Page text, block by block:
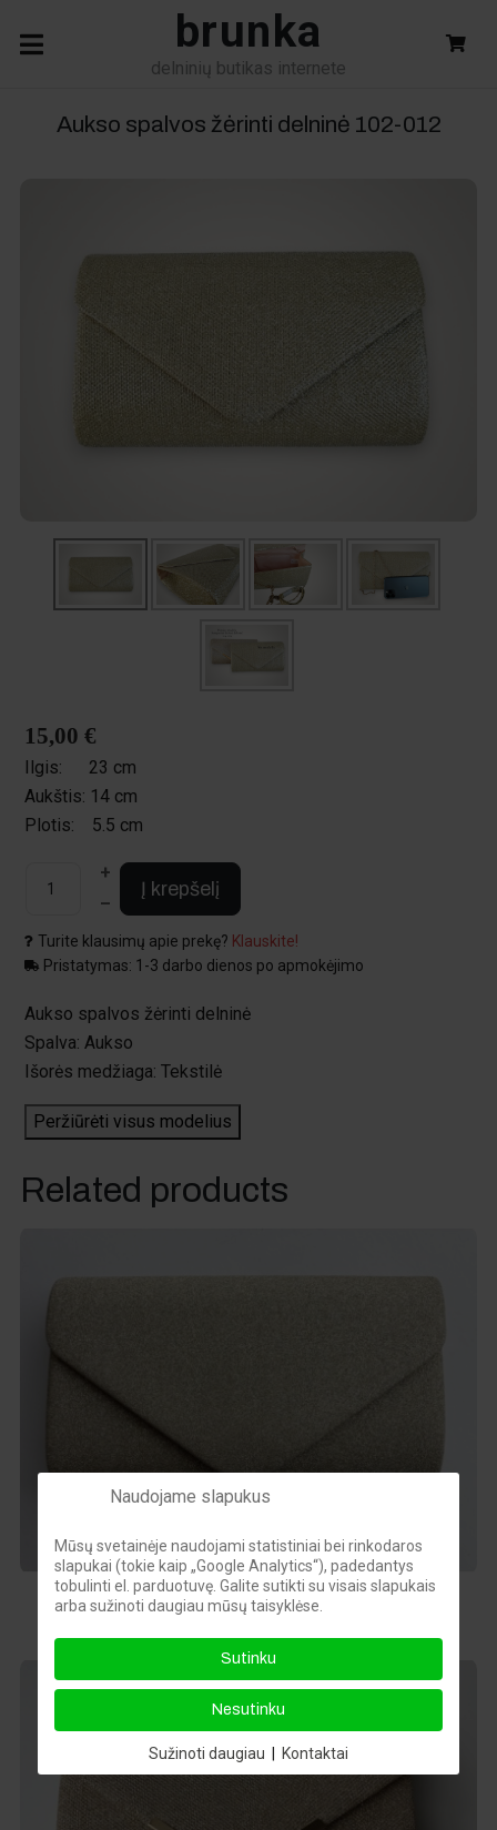
brunka
delninių butikas internete
Aukso spalvos žėrinti delninė 102-012
15,00 €
Ilgis:
23 cm
Aukštis: 14 cm
Plotis:
5.5 cm
+
–
Į krepšelį
Turite klausimų apie prekę? Klauskite!
Pristatymas: 1-3 darbo dienos po apmokėjimo
Aukso spalvos žėrinti delninė
Spalva: Aukso
Išorės medžiaga: Tekstilė
Peržiūrėti visus modelius
Related products
Aukso spalvos žėrinti delninė
Naudojame slapukus
Mūsų svetainėje naudojami statistiniai bei rinkodaros
slapukai (tokie kaip „Google Analytics“), padedantys
tobulinti el. parduotuvę. Galite sutikti su visais slapukais
arba sužinoti daugiau mūsų taisyklėse.
Sutinku
Nesutinku
Sužinoti daugiau | Kontaktai